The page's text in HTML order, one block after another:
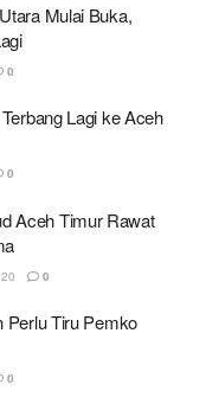
Mulai Buka,
0
Lagi ke Aceh
0
Aceh Timur Rawat
0
Perlu Tiru Pemko
0